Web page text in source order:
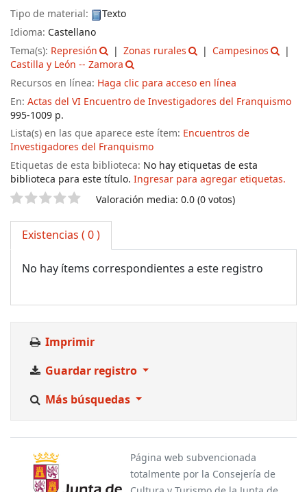
Tipo de material:
Texto
Idioma: Castellano
Tema(s): Represión Zonas rurales
Campesinos
Castilla y León -- Zamora
Recursos en línea: Haga clic para acceso en línea
En: Actas del VI Encuentro de Investigadores del Franquismo
995-1009 p.
Lista(s) en las que aparece este ítem: Encuentros de
Investigadores del Franquismo
Etiquetas de esta biblioteca: No hay etiquetas de esta
biblioteca para este título. Ingresar para agregar etiquetas.
Valoración Valoración media: 0.0 (0 votos)
Existencias ( 0 )
No hay ítems correspondientes a este registro
Imprimir
Guardar registro
Más búsquedas
Página web subvencionada
totalmente por la Consejería de